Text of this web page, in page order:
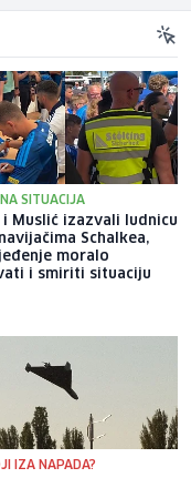
SITUACIJA
i Muslić izazvali ludnicu
Schalkea,
moralo
i smiriti situaciju
IZA NAPADA?